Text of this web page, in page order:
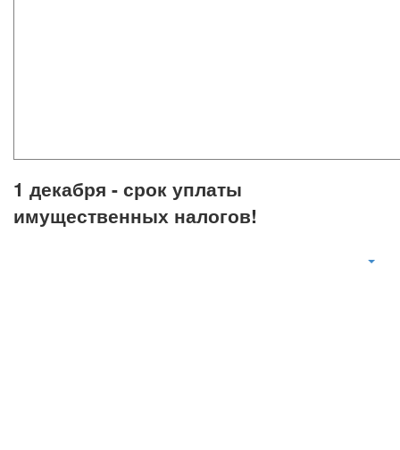
1 декабря - срок уплаты
имущественных налогов!